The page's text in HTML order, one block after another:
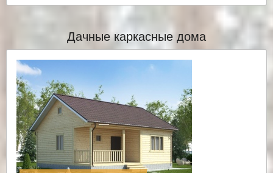
Дачные каркасные дома